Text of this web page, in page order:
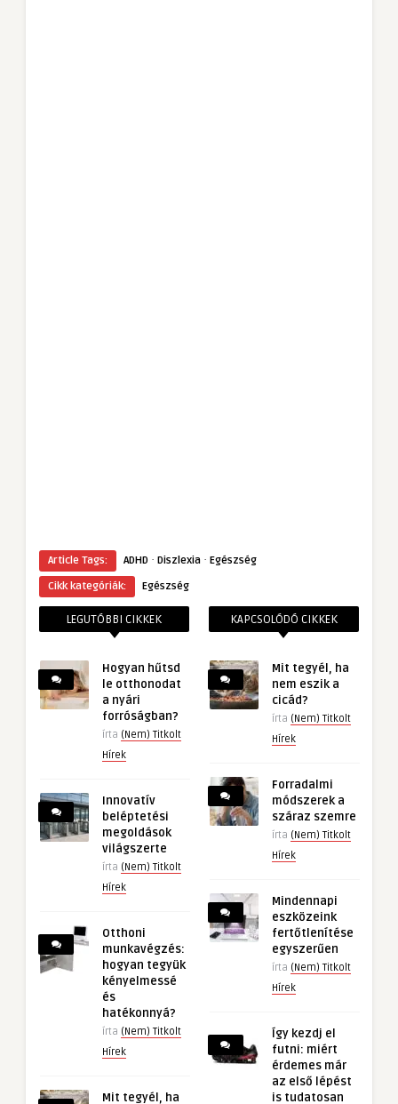
Article Tags: ADHD · Diszlexia · Egészség
Cikk kategóriák:
Egészség
LEGUTÓBBI CIKKEK
Hogyan hűtsd
le otthonodat
a nyári
forróságban?
írta (Nem) Titkolt
Hírek
Innovatív
beléptetési
megoldások
világszerte
írta (Nem) Titkolt
Hírek
Otthoni
munkavégzés:
hogyan tegyük
kényelmessé
és
hatékonnyá?
írta (Nem) Titkolt
Hírek
Mit tegyél, ha
KAPCSOLÓDÓ CIKKEK
Mit tegyél, ha
nem eszik a
cicád?
írta (Nem) Titkolt
Hírek
Forradalmi
módszerek a
száraz szemre
írta (Nem) Titkolt
Hírek
Mindennapi
eszközeink
fertőtlenítése
egyszerűen
írta (Nem) Titkolt
Hírek
Így kezdj el
futni: miért
érdemes már
az első lépést
is tudatosan